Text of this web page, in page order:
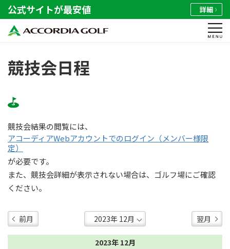
公式サイトが最安値 詳細
競技会日程
競技会結果の閲覧には、
アコーディアWebアカウントでのログイン（メンバー様限
定）
が必要です。
また、競技会詳細が表示されない場合は、ゴルフ場にご確認
ください。
前月 翌月
2023年 12月